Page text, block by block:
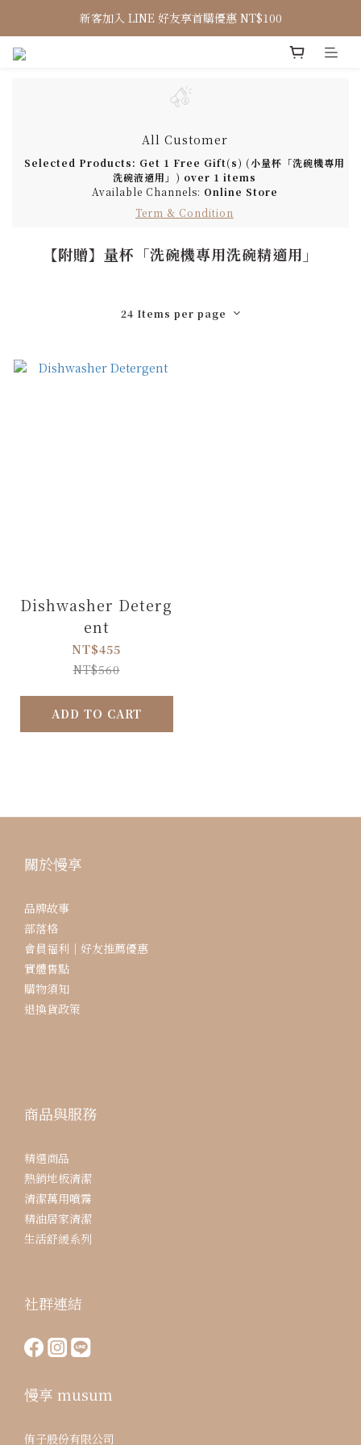
新客加入 LINE 好友享首購優惠 NT$100
All Customer
Selected Products: Get 1 Free Gift(s) (小量杯「洗碗機專用
洗碗液適用」) over 1 items
Available Channels: Online Store
Term & Condition
【附贈】量杯「洗碗機專用洗碗精適用」
24 Items per page
Dishwasher Deterg
ent
NT$455
NT$560
ADD TO CART
關於慢享
品牌故事
部落格
會員福利｜好友推薦優惠
實體售點
購物須知
退換貨政策
商品與服務
精選商品
熱銷地板清潔
清潔萬用噴霧
精油居家清潔
生活舒緩系列
社群連結
慢享 musum
侑子股份有限公司